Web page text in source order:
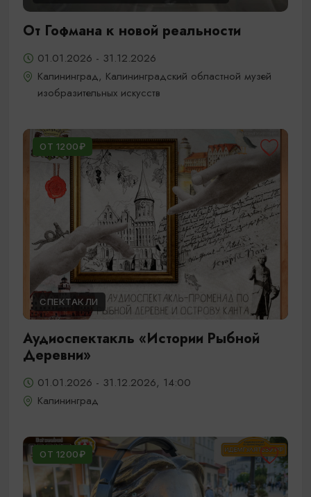
От Гофмана к новой реальности
01.01.2026 - 31.12.2026
Калининград, Калининградский областной музей
изобразительных искусств
ОТ 1200₽
СПЕКТАКЛИ
Аудиоспектакль «Истории Рыбной
Деревни»
01.01.2026 - 31.12.2026, 14:00
Калининград
ОТ 1200₽